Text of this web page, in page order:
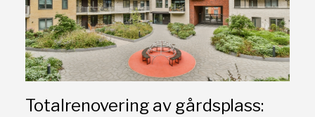
Totalrenovering av gårdsplass: